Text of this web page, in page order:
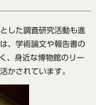
した調査研究活動も進
、学術論文や報告書の
、身近な博物館のリー
かされています。